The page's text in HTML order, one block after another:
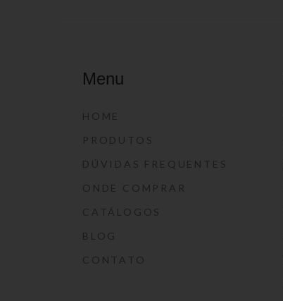
Menu
HOME
PRODUTOS
DÚVIDAS FREQUENTES
ONDE COMPRAR
CATÁLOGOS
BLOG
CONTATO